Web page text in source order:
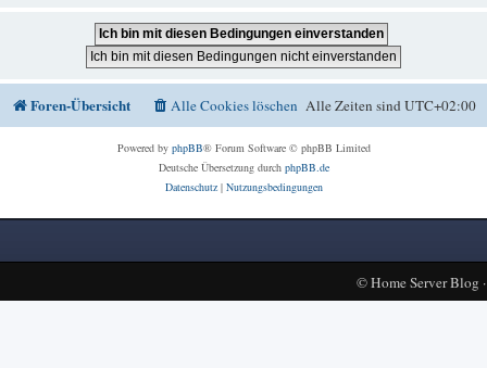
Foren-Übersicht Alle Zeiten sindUTC+02:00
Alle Cookies löschen
Powered by phpBB® Forum Software © phpBB Limited
Deutsche Übersetzung durch phpBB.de
Datenschutz| Nutzungsbedingungen
©Home Server Blog